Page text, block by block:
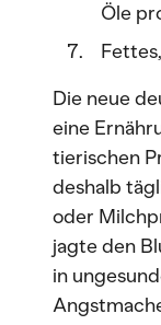
Öle
Die neue
eine
tierischen
deshalb
oder
jagte den
in